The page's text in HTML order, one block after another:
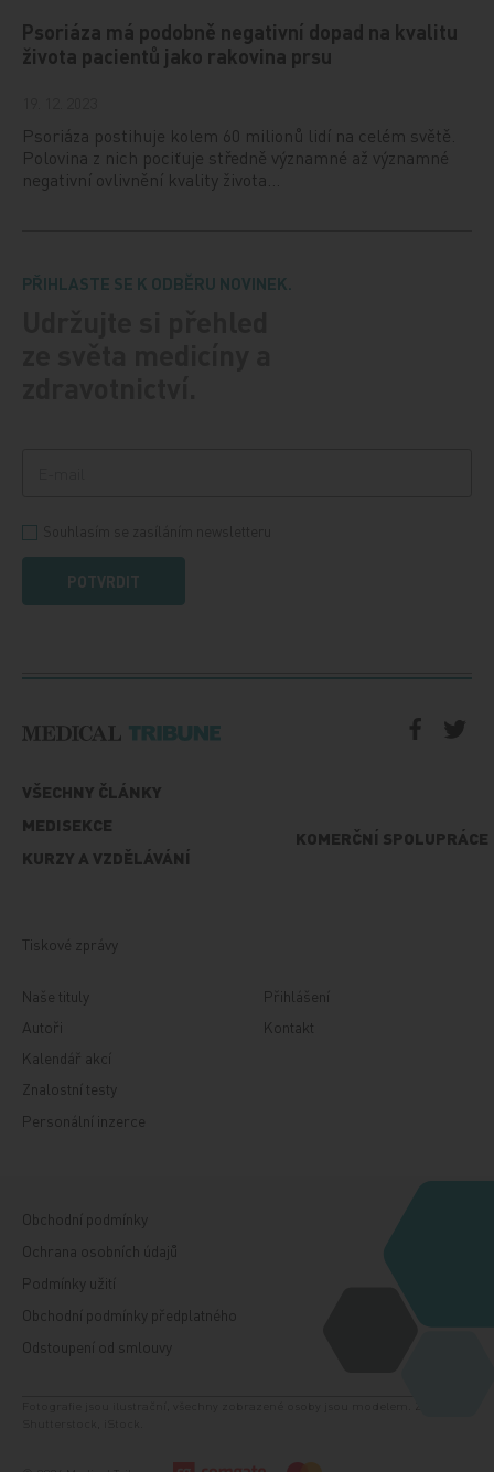
Psoriáza má podobně negativní dopad na kvalitu
života pacientů jako rakovina prsu
Psoriáza postihuje kolem 60 milionů lidí na celém světě.
Polovina z nich pociťuje středně významné až významné
negativní ovlivnění kvality života…
PŘIHLASTE SE K ODBĚRU NOVINEK.
POTVRDIT
VŠECHNY ČLÁNKY
MEDISEKCE
KURZY A VZDĚLÁVÁNÍ
KOMERČNÍ SPOLUPRÁCE
Tiskové zprávy
Naše tituly
Autoři
Kalendář akcí
Znalostní testy
Personální inzerce
Přihlášení
Kontakt
Obchodní podmínky
Ochrana osobních údajů
Podmínky užití
Obchodní podmínky předplatného
Odstoupení od smlouvy